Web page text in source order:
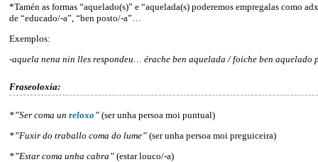
*Tamén as formas “aquelado(s)” e “aquelada(s) poderemos empregalas como
de “educado/-a”, “ben posto/-a”…
Exemplos:
-aquela nena nin lles respondeu… érache ben aquelada / foiche ben
Fraseoloxía:
*”Ser coma un reloxo ” (ser unha persoa moi puntual)
*”Fuxir do traballo coma do lume” (ser unha persoa moi preguiceira)
*”Estar coma unha cabra” (estar louco/-a)